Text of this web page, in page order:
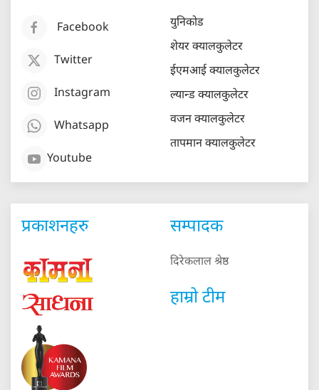
Facebook
Twitter
Instagram
Whatsapp
Youtube
युनिकोड
शेयर क्यालकुलेटर
ईएमआई क्यालकुलेटर
ल्यान्ड क्यालकुलेटर
वजन क्यालकुलेटर
तापमान क्यालकुलेटर
प्रकाशनहरु सम्पादक
दिरेकलाल श्रेष्ठ
हाम्रो टीम